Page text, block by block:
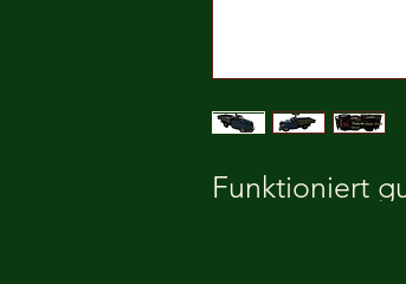
Funktioniert